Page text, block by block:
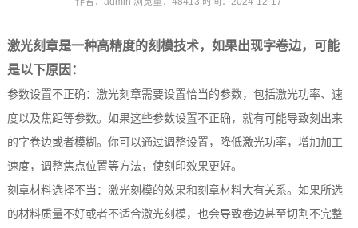
激光刻章是一种高精度的刻模技术，如果出现字卷边，可能
是以下原因：
参数设置不正确：激光刻章需要设置恰当的参数，包括激光功率、速
度以及焦距等参数。如果这些参数设置不正确，就有可能导致刻出来
的字卷边或者模糊。你可以通过调整设置，降低激光功率，增加加工
速度，调整焦点位置等方法，使刻印效果更好。
刻章材料选择不当：激光刻模的效果和刻章材料大有关系。如果所选
的材料质量不好或者不适合激光刻模，也会导致卷边甚至切割不完整